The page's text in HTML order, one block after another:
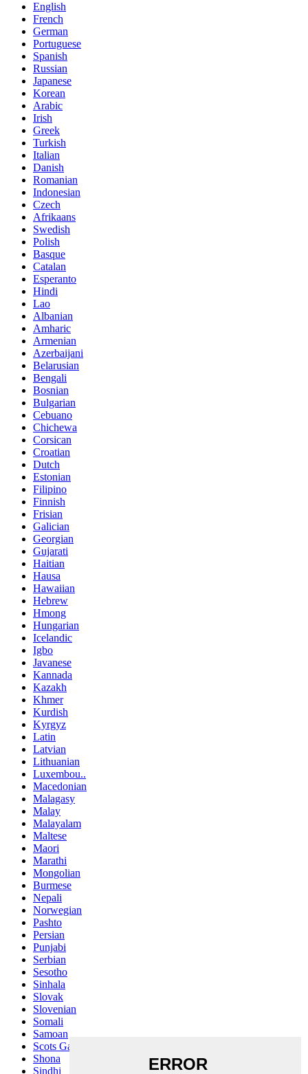
English
French
German
Portuguese
Spanish
Russian
Japanese
Korean
Arabic
Irish
Greek
Turkish
Italian
Danish
Romanian
Indonesian
Czech
Afrikaans
Swedish
Polish
Basque
Catalan
Esperanto
Hindi
Lao
Albanian
Amharic
Armenian
Azerbaijani
Belarusian
Bengali
Bosnian
Bulgarian
Cebuano
Chichewa
Corsican
Croatian
Dutch
Estonian
Filipino
Finnish
Frisian
Galician
Georgian
Gujarati
Haitian
Hausa
Hawaiian
Hebrew
Hmong
Hungarian
Icelandic
Igbo
Javanese
Kannada
Kazakh
Khmer
Kurdish
Kyrgyz
Latin
Latvian
Lithuanian
Luxembou..
Macedonian
Malagasy
Malay
Malayalam
Maltese
Maori
Marathi
Mongolian
Burmese
Nepali
Norwegian
Pashto
Persian
Punjabi
Serbian
Sesotho
Sinhala
Slovak
Slovenian
Somali
Samoan
Scots Gaelic
Shona
Sindhi